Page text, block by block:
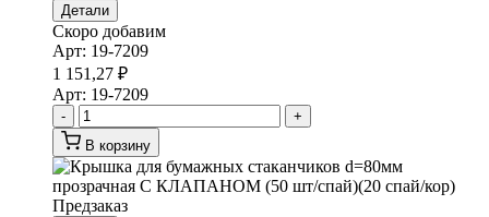
Детали
Скоро добавим
Арт: 19-7209
1 151,27 ₽
Арт: 19-7209
-
+
В корзину
Предзаказ